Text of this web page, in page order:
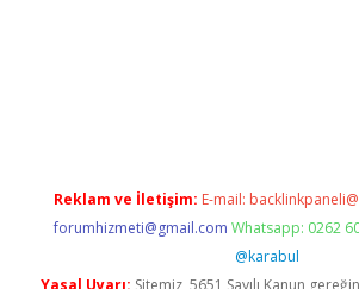
Reklam ve İletişim: E-mail:
forumhizmeti@gmail.com Whatsapp: 0262
@karabul
Yasal Uyarı: Sitemiz, 5651 Sayılı Kanun